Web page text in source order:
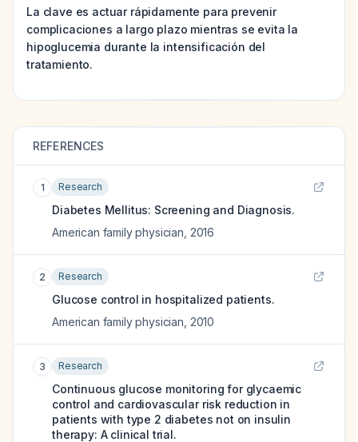
La clave es actuar rápidamente para prevenir
complicaciones a largo plazo mientras se evita la
hipoglucemia durante la intensificación del
tratamiento.
REFERENCES
1 Research
Diabetes Mellitus: Screening and Diagnosis.
American family physician 2016
2 Research
Glucose control in hospitalized patients.
American family physician 2010
3 Research
Continuous glucose monitoring for glycaemic
control and cardiovascular risk reduction in
patients with type 2 diabetes not on insulin
therapy: A clinical trial.